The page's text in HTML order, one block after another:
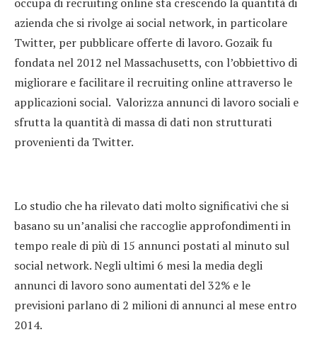
azienda che si rivolge ai social network, in particolare
Twitter, per pubblicare offerte di lavoro. Gozaik fu
fondata nel 2012 nel Massachusetts, con l’obbiettivo di
migliorare e facilitare il recruiting online attraverso le
applicazioni social. Valorizza annunci di lavoro sociali e
sfrutta la quantità di massa di dati non strutturati
provenienti da Twitter.
Lo studio che ha rilevato dati molto significativi che si
basano su un’analisi che raccoglie approfondimenti in
tempo reale di più di 15 annunci postati al minuto sul
social network. Negli ultimi 6 mesi la media degli
annunci di lavoro sono aumentati del 32% e le
previsioni parlano di 2 milioni di annunci al mese entro
2014.